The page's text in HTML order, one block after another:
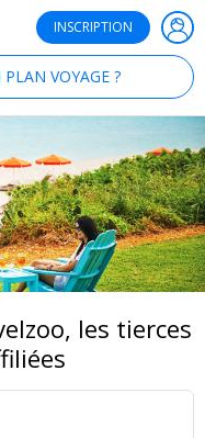
INSCRIPTION
VOYAGE ?
les tierces